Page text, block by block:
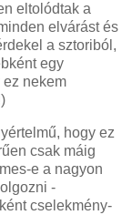
eltolódtak a
elvárást és
a sztoriból,
egy
ez nekem
hogy ez
csak máig
e a nagyon
-
cselekmény-